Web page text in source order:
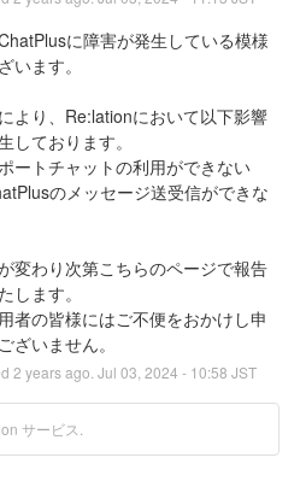
に障害が発生している模様
います。
より、Re:lationにおいて以下影響
しております。
ートチャットの利用ができない
のメッセージ送受信ができな
変わり次第こちらのページで報告
します。
者の皆様にはご不便をおかけし申
ざいません。
2 years ago. Jul 03 2024 - 10:58 JST
サービス.